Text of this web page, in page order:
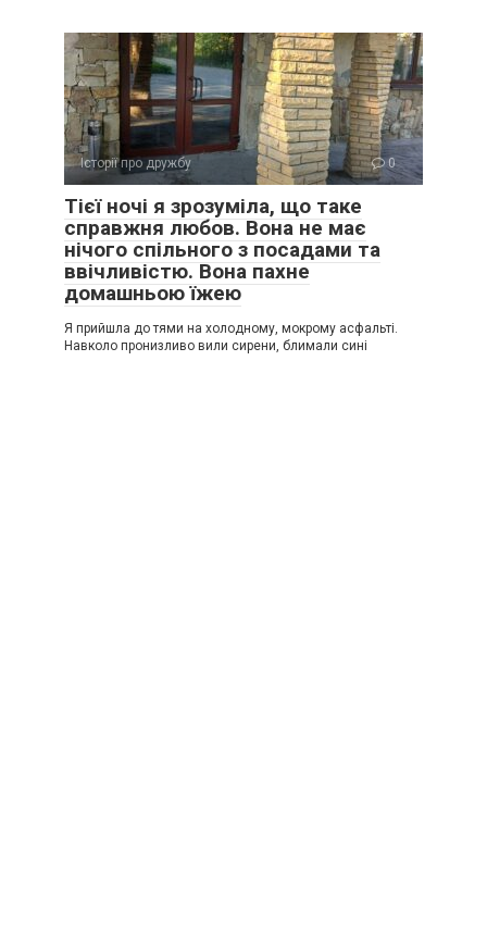
Історії про дружбу 0
Тієї ночі я зрозуміла, що таке
справжня любов. Вона не має
нічого спільного з посадами та
ввічливістю. Вона пахне
домашньою їжею
Я прийшла до тями на холодному, мокрому асфальті.
Навколо пронизливо вили сирени, блимали сині